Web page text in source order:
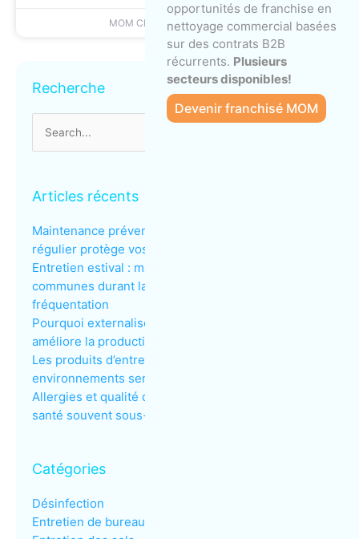
MOM Cleaning 22 juin 2026
Recherche
Search
for:
Articles récents
Maintenance préventive : pourquoi un entretien
régulier protège vos investissements
Entretien estival : maintenir la propreté des aires
communes durant la période de haute
fréquentation
Pourquoi externaliser l’entretien de vos bureaux
améliore la productivité de vos employés
Les produits d’entretien à éviter dans les
environnements sensibles
Allergies et qualité de l’air au bureau : un enjeu de
santé souvent sous-estimé
Catégories
Désinfection
Entretien de bureaux
opportunités de franchise en
nettoyage commercial basées
sur des contrats B2B
récurrents. Plusieurs
secteurs disponibles!
Devenir franchisé MOM